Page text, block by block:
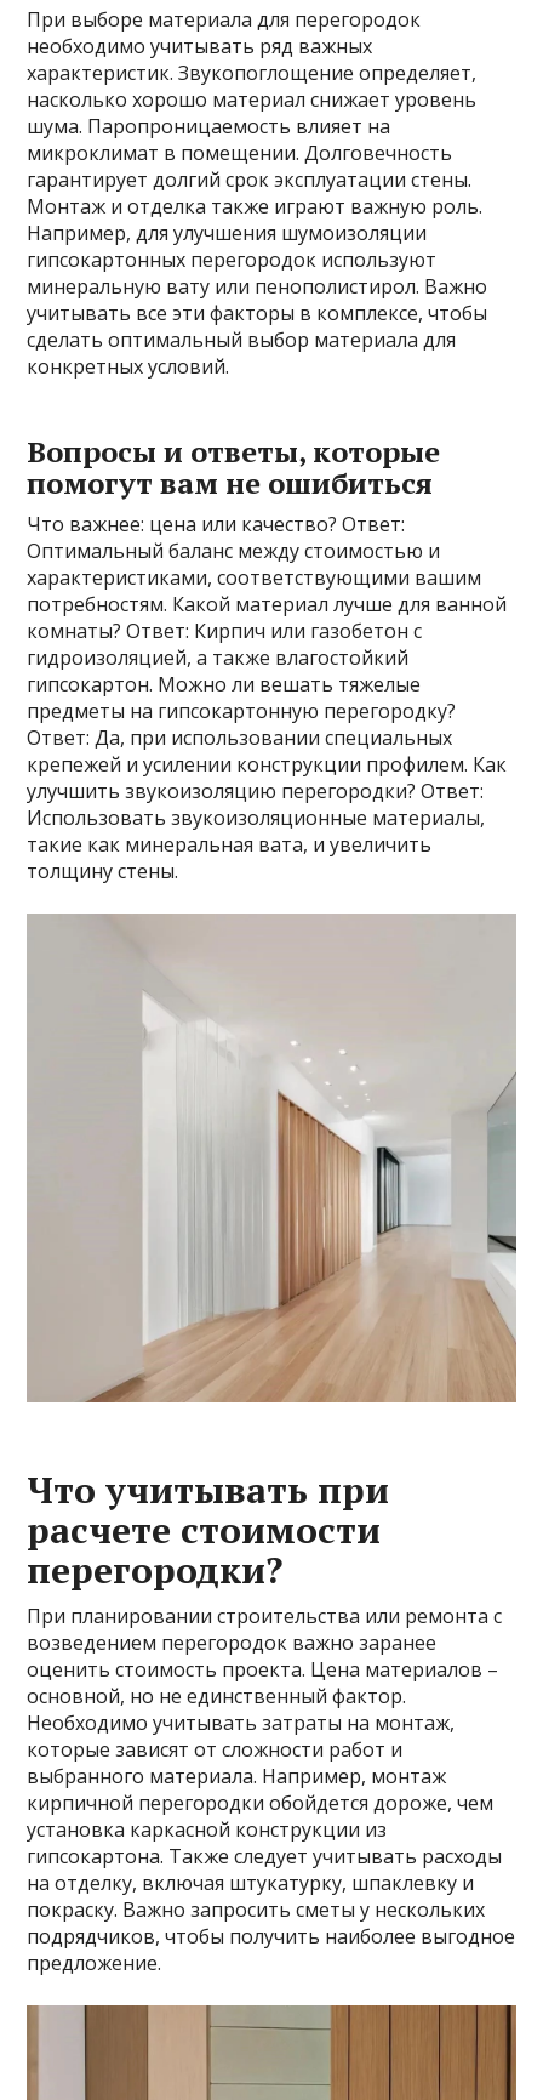
При выборе материала для перегородок
необходимо учитывать ряд важных
характеристик. Звукопоглощение определяет,
насколько хорошо материал снижает уровень
шума. Паропроницаемость влияет на
микроклимат в помещении. Долговечность
гарантирует долгий срок эксплуатации стены.
Монтаж и отделка также играют важную роль.
Например, для улучшения шумоизоляции
гипсокартонных перегородок используют
минеральную вату или пенополистирол. Важно
учитывать все эти факторы в комплексе, чтобы
сделать оптимальный выбор материала для
конкретных условий.
Вопросы и ответы, которые
помогут вам не ошибиться
Что важнее: цена или качество? Ответ:
Оптимальный баланс между стоимостью и
характеристиками, соответствующими вашим
потребностям. Какой материал лучше для ванной
комнаты? Ответ: Кирпич или газобетон с
гидроизоляцией, а также влагостойкий
гипсокартон. Можно ли вешать тяжелые
предметы на гипсокартонную перегородку?
Ответ: Да, при использовании специальных
крепежей и усилении конструкции профилем. Как
улучшить звукоизоляцию перегородки? Ответ:
Использовать звукоизоляционные материалы,
такие как минеральная вата, и увеличить
толщину стены.
Что учитывать при
расчете стоимости
перегородки?
При планировании строительства или ремонта с
возведением перегородок важно заранее
оценить стоимость проекта. Цена материалов –
основной, но не единственный фактор.
Необходимо учитывать затраты на монтаж,
которые зависят от сложности работ и
выбранного материала. Например, монтаж
кирпичной перегородки обойдется дороже, чем
установка каркасной конструкции из
гипсокартона. Также следует учитывать расходы
на отделку, включая штукатурку, шпаклевку и
покраску. Важно запросить сметы у нескольких
подрядчиков, чтобы получить наиболее выгодное
предложение.